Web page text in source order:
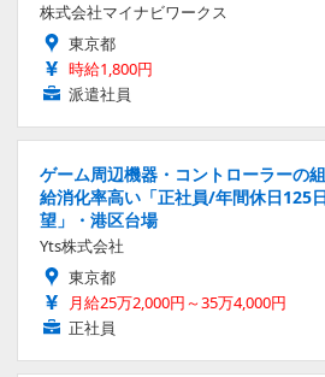
株式会社マイナビワークス
東京都
時給1,800円
派遣社員
ゲーム周辺機器・コントローラーの
給消化率高い「正社員/年間休日125
望」・港区台場
Yts株式会社
東京都
月給25万2,000円～35万4,000円
正社員